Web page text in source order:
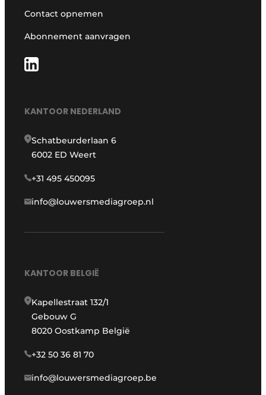
Contact opnemen
Abonnement aanvragen
KANTOOR NEDERLAND
Schatbeurderlaan 6
6002 ED Weert
+31 495 450095
info@louwersmediagroep.nl
KANTOOR BELGIË
Kapellestraat 132/1
Gebouw G
8020 Oostkamp België
+32 50 36 81 70
info@louwersmediagroep.be